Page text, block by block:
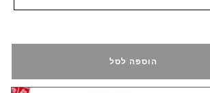
הוספה לסל